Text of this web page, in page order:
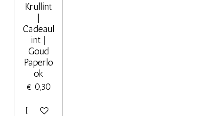
Krullint
|
Cadeaul
int |
Goud
Paperlo
ok
€ 0,30
In winkelwagen